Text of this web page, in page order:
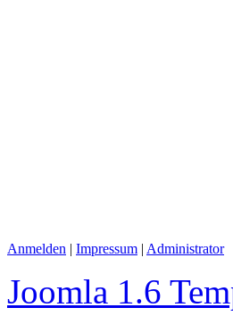
Anmelden | Impressum | Administrator
Joomla 1.6